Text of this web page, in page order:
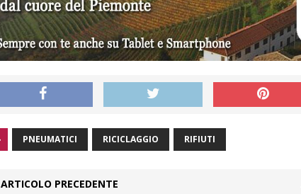
PNEUMATICI RICICLAGGIO RIFIUTI
ARTICOLO PRECEDENTE